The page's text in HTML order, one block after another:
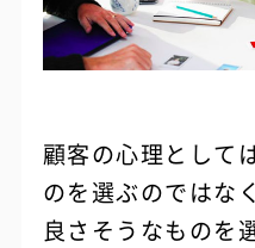
顧客の心理として
のを選ぶのではな
良さそうなものを